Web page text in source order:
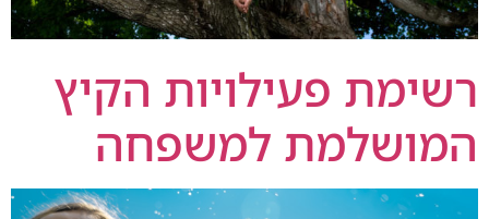
רשימת פעילויות הקיץ
המושלמת למשפחה